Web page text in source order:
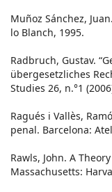
Muñoz Sánchez,
lo Blanch, 1995.
Radbruch, Gustav.
übergesetzliches
Studies 26, n.°1
Ragués i Vallès,
penal. Barcelona:
Rawls, John. A
Massachusetts: